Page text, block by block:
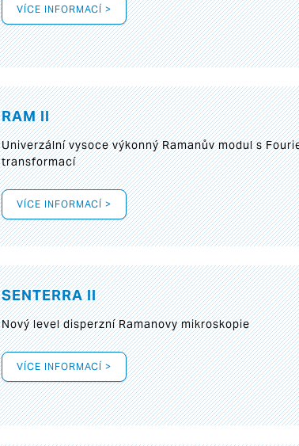
VÍCE INFORMACÍ >
RAM II
Univerzální vysoce výkonný Ramanův modul s
transformací
VÍCE INFORMACÍ >
SENTERRA II
Nový level disperzní Ramanovy mikroskopie
VÍCE INFORMACÍ >